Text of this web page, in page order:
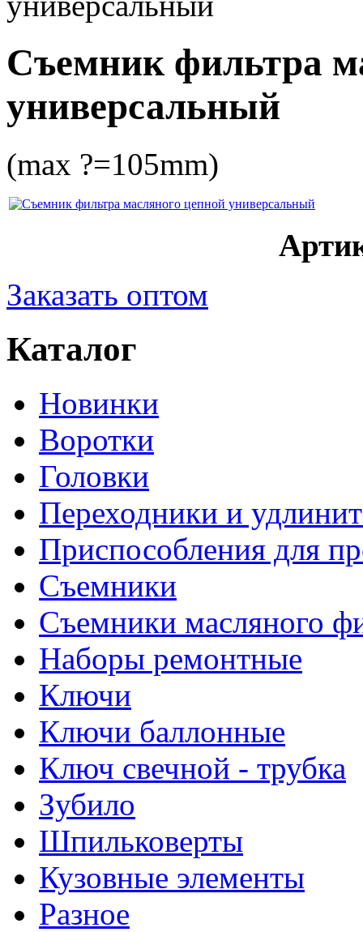
Съемник фильтра
универсальный
(max ?=105mm)
Заказать оптом
Каталог
Новинки
Воротки
Головки
Переходники и
Приспособления для
Съемники
Съемники масляного
Наборы ремонтные
Ключи
Ключи баллонные
Ключ свечной - трубка
Зубило
Шпильковерты
Кузовные элементы
Разное